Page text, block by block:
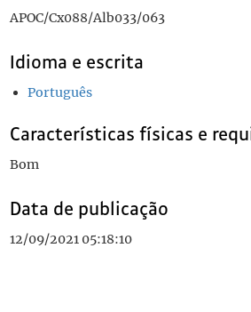
APOC/Cx088/Alb033/063
Idioma e escrita
Português
Características físicas e
Bom
Data de publicação
12/09/2021 05:18:10